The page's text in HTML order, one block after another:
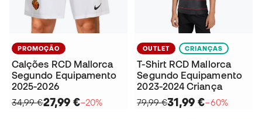
PROMOÇÃO
Calções RCD Mallorca
Segundo Equipamento
2025-2026
34,99 €27,99 €−20%
OUTLET CRIANÇAS
T-Shirt RCD Mallorca
Segundo Equipamento
2023-2024 Criança
79,99 €31,99 €−60%